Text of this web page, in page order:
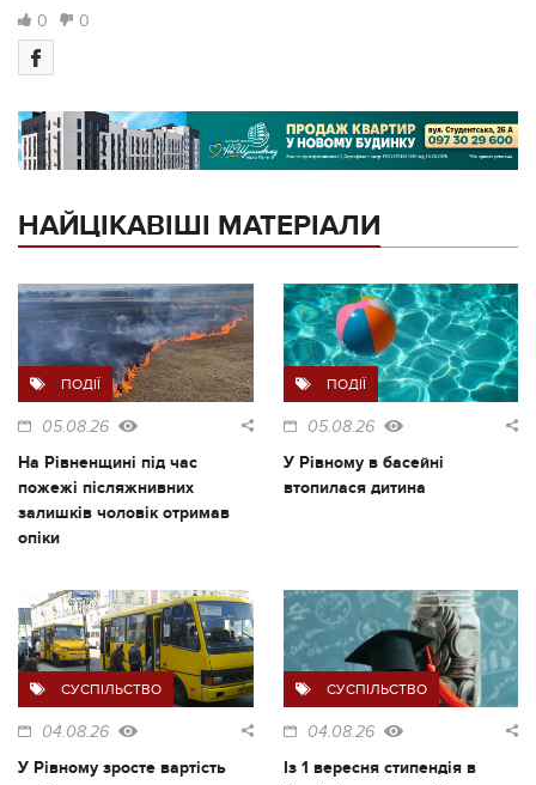
0 0
НАЙЦІКАВІШІ МАТЕРІАЛИ
ПОДІЇ
05.08.26
На Рівненщині під час
пожежі післяжнивних
залишків чоловік отримав
опіки
ПОДІЇ
05.08.26
У Рівному в басейні
втопилася дитина
СУСПІЛЬСТВО
04.08.26
У Рівному зросте вартість
СУСПІЛЬСТВО
04.08.26
Із 1 вересня стипендія в